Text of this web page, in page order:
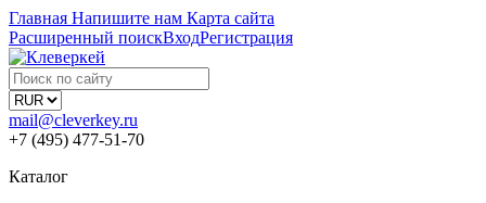
Главная Напишите нам Карта сайта
Расширенный поискВходРегистрация
mail@cleverkey.ru
+7 (495) 477-51-70
Каталог